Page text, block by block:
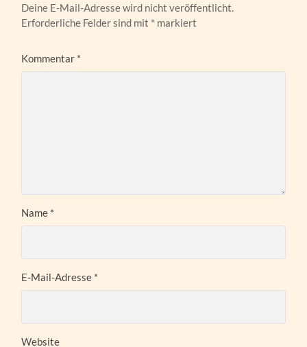
Deine E-Mail-Adresse wird nicht veröffentlicht.
Erforderliche Felder sind mit * markiert
Kommentar *
Name *
E-Mail-Adresse *
Website